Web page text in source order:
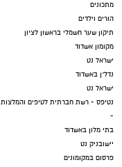
מתכונים
הורים וילדים
תיקון שער חשמלי בראשון לציון
מקומון אשדוד
ישראל נט
נדל"ן באשדוד
ישראל נט
נטיפס - רשת חברתית לטיפים והמלצות
-
בתי מלון באשדוד
יישובניק נט
פרסום במקומונים